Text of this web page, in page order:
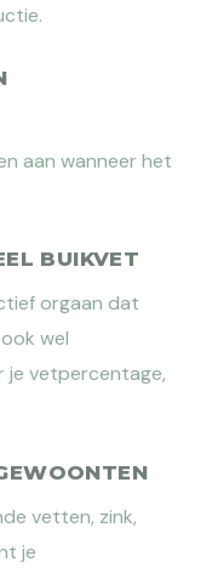
aan wanneer het
BUIKVET
orgaan dat
wel
je vetpercentage,
vetten, zink,
je